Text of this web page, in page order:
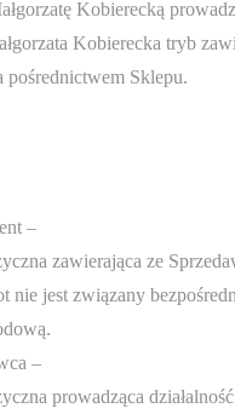
Kobierecką
Kobierecka tryb
pośrednictwem Sklepu.
–
zawierająca ze
nie jest związany
–
prowadząca